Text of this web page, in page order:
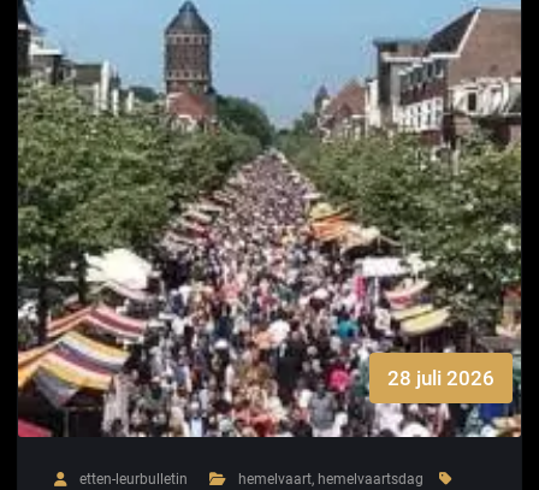
28 juli 2026
etten-leurbulletin hemelvaart, hemelvaartsdag